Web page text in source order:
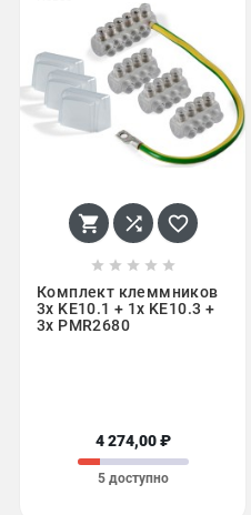
  
    
Комплект клеммников
3x KE10.1 + 1x KE10.3 +
3х PMR2680
4 274,00 ₽
5 доступно